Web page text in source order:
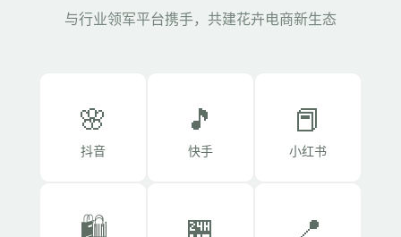
与行业领军平台携手，共建花卉电商新生态
🌸
抖音
🎵
快手
📕
小红书
🛍️ 🏪 📍